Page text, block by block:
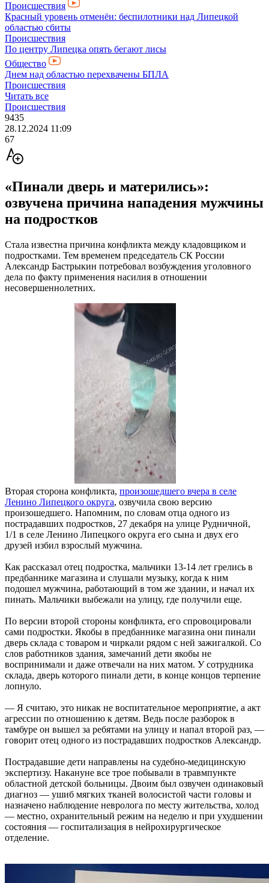
Происшествия
Красный уровень отменён: беспилотники над Липецкой
областью сбиты
Происшествия
По центру Липецка опять бегают лисы
Общество
Днем над областью перехвачены БПЛА
Происшествия
Читать все
Происшествия
9435
28.12.2024 11:09
67
«Пинали дверь и матерились»:
озвучена причина нападения мужчины
на подростков
Стала известна причина конфликта между кладовщиком и
подростками. Тем временем председатель СК России
Александр Бастрыкин потребовал возбуждения уголовного
дела по факту применения насилия в отношении
несовершеннолетних.
Вторая сторона конфликта, произошедшего вчера в селе
Ленино Липецкого округа, озвучила свою версию
произошедшего. Напомним, по словам отца одного из
пострадавших подростков, 27 декабря на улице Рудничной,
1/1 в селе Ленино Липецкого округа его сына и двух его
друзей избил взрослый мужчина.
Как рассказал отец подростка, мальчики 13-14 лет грелись в
предбаннике магазина и слушали музыку, когда к ним
подошел мужчина, работающий в том же здании, и начал их
пинать. Мальчики выбежали на улицу, где получили еще.
По версии второй стороны конфликта, его спровоцировали
сами подростки. Якобы в предбаннике магазина они пинали
дверь склада с товаром и чиркали рядом с ней зажигалкой. Со
слов работников здания, замечаний дети якобы не
воспринимали и даже отвечали на них матом. У сотрудника
склада, дверь которого пинали дети, в конце концов терпение
лопнуло.
— Я считаю, это никак не воспитательное мероприятие, а акт
агрессии по отношению к детям. Ведь после разборок в
тамбуре он вышел за ребятами на улицу и напал второй раз, —
говорит отец одного из пострадавших подростков Александр.
Пострадавшие дети направлены на судебно-медицинскую
экспертизу. Накануне все трое побывали в травмпункте
областной детской больницы. Двоим был озвучен одинаковый
диагноз — ушиб мягких тканей волосистой части головы и
назначено наблюдение невролога по месту жительства, холод
— местно, охранительный режим на неделю и при ухудшении
состояния — госпитализация в нейрохирургическое
отделение.